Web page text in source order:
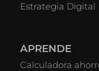
Estrategia Digital
APRENDE
Calculadora